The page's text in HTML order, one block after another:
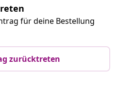
für deine Bestellung
zurücktreten